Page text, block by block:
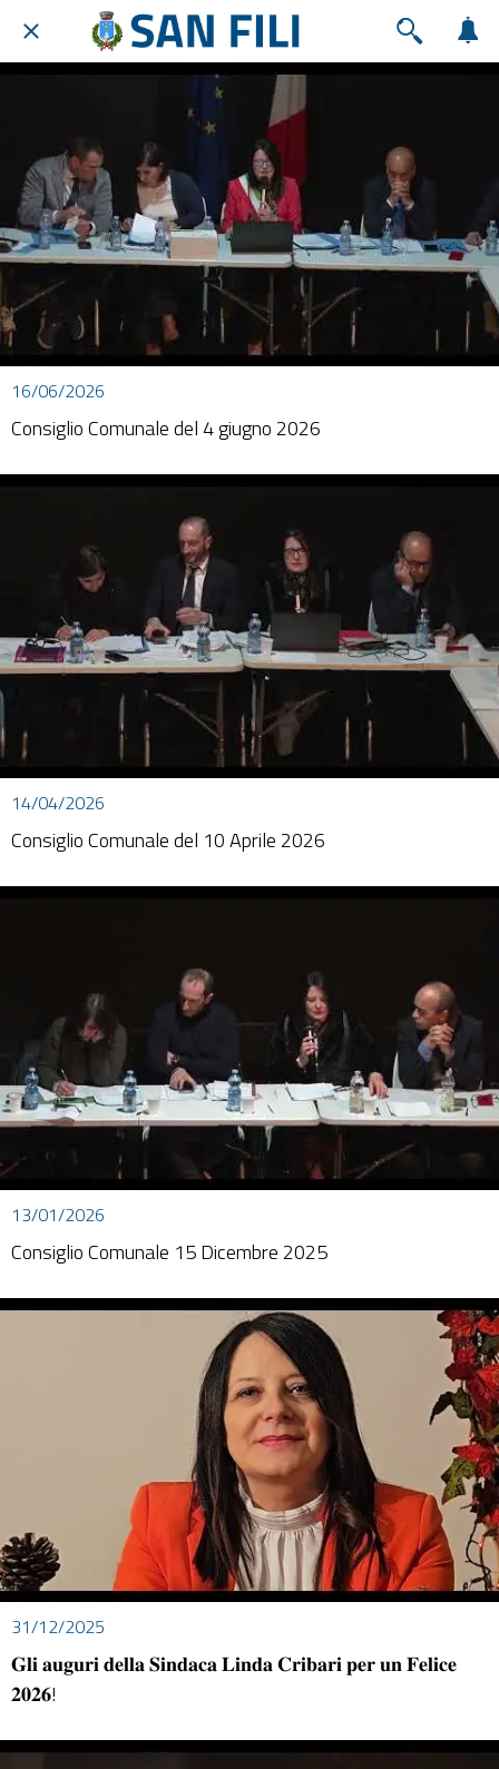
16/06/2026
Consiglio Comunale del 4 giugno 2026
14/04/2026
Consiglio Comunale del 10 Aprile 2026
13/01/2026
Consiglio Comunale 15 Dicembre 2025
31/12/2025
𝐆𝐥𝐢 𝐚𝐮𝐠𝐮𝐫𝐢 𝐝𝐞𝐥𝐥𝐚 𝐒𝐢𝐧𝐝𝐚𝐜𝐚 𝐋𝐢𝐧𝐝𝐚 𝐂𝐫𝐢𝐛𝐚𝐫𝐢 𝐩𝐞𝐫 𝐮𝐧 𝐅𝐞𝐥𝐢𝐜𝐞
𝟐𝟎𝟐𝟔!